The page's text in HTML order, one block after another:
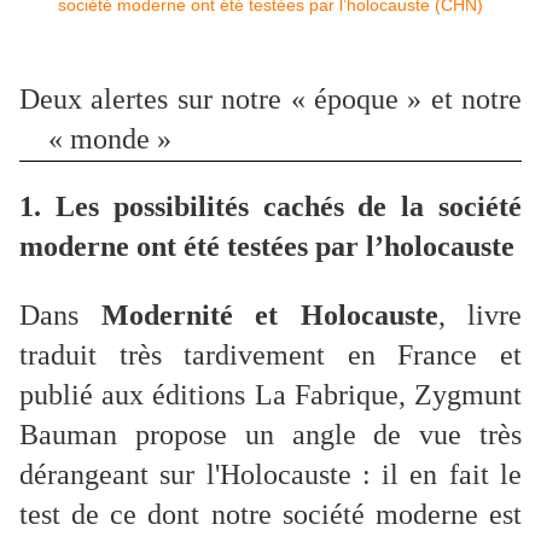
Deux alertes sur notre « époque » et notre
« monde »
1. Les possibilités cachés de la société
moderne ont été testées par l’holocauste
Dans Modernité et Holocauste, livre
traduit très tardivement en France et
publié aux éditions La Fabrique, Zygmunt
Bauman propose un angle de vue très
dérangeant sur l'Holocauste : il en fait le
test de ce dont notre société moderne est